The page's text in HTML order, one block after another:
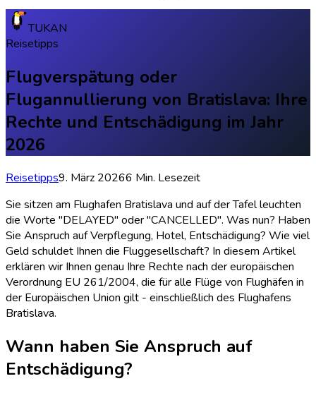
TUKAN
Reisetipps
Flugverspätung oder
Flugannullierung von Bratislava: Ihre
Rechte und Entschädigung im Jahr
2026
Reisetipps9. März 20266 Min. Lesezeit
Sie sitzen am Flughafen Bratislava und auf der Tafel leuchten
die Worte "DELAYED" oder "CANCELLED". Was nun? Haben
Sie Anspruch auf Verpflegung, Hotel, Entschädigung? Wie viel
Geld schuldet Ihnen die Fluggesellschaft? In diesem Artikel
erklären wir Ihnen genau Ihre Rechte nach der europäischen
Verordnung EU 261/2004, die für alle Flüge von Flughäfen in
der Europäischen Union gilt - einschließlich des Flughafens
Bratislava.
Wann haben Sie Anspruch auf
Entschädigung?